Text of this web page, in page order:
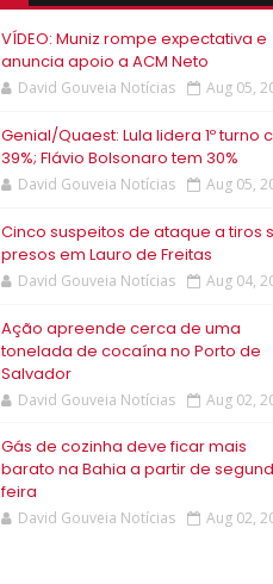
VÍDEO: Muniz rompe expectativa e
anuncia apoio a ACM Neto
David Gouveia Notícias Aug 05,
Genial/Quaest: Lula lidera 1º turno
39%; Flávio Bolsonaro tem 30%
David Gouveia Notícias Aug 05,
Cinco suspeitos de ataque a tiros
presos em Lauro de Freitas
David Gouveia Notícias Aug 04,
Ação apreende cerca de uma
tonelada de cocaína no Porto de
Salvador
David Gouveia Notícias Aug 02,
Gás de cozinha deve ficar mais
barato na Bahia a partir de
feira
David Gouveia Notícias Aug 02,